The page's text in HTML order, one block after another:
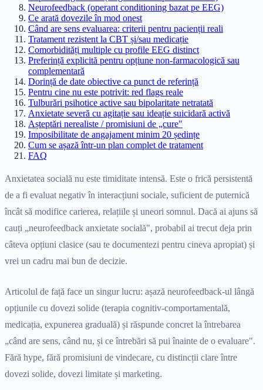
Neurofeedback (operant conditioning bazat pe EEG)
Ce arată dovezile în mod onest
Când are sens evaluarea: criterii pentru pacienții reali
Tratament rezistent la CBT și/sau medicație
Comorbidități multiple cu profile EEG distinct
Preferință explicită pentru opțiune non-farmacologică sau
complementară
Dorință de date obiective ca punct de referință
Pentru cine nu este potrivit: red flags reale
Tulburări psihotice active sau bipolaritate netratată
Anxietate severă cu agitație sau ideație suicidară activă
Așteptări nerealiste / promisiuni de „cure"
Imposibilitate de angajament minim 20 ședințe
Cum se așază într-un plan complet de tratament
FAQ
Anxietatea socială nu este timiditate intensă. Este o frică persistentă
de a fi evaluat negativ în interacțiuni sociale, suficient de puternică
încât să modifice carierea, relațiile și uneori somnul. Dacă ai ajuns să
cauți „neurofeedback anxietate socială", probabil ai trecut deja prin
câteva opțiuni clasice (sau te documentezi pentru cineva apropiat) și
vrei un cadru mai bun de decizie.
Articolul de față face un singur lucru: așază neurofeedback-ul lângă
opțiunile cu dovezi solide (terapia cognitiv-comportamentală,
medicația, expunerea graduală) și răspunde concret la întrebarea
„când are sens, când nu, și ce întrebări să pui înainte de o evaluare".
Fără hype, fără promisiuni de vindecare, cu distincții clare între
dovezi solide, dovezi limitate și marketing.